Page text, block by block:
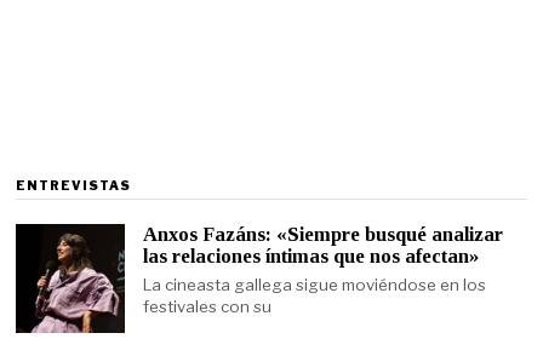
ENTREVISTAS
Anxos Fazáns: «Siempre busqué analizar
las relaciones íntimas que nos afectan»
La cineasta gallega sigue moviéndose en los
festivales con su